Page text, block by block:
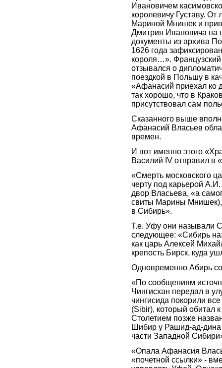
Ивановичем
королевичу Густаву.
Мариной Мнишек и
Дмитрия Ивановича на
документы из архива
1626 года
короля…».
отзывался о
поездкой в Польшу в
«Афанасий приехал ко
так хорошо, что в
присутствовал сам
Сказанного выше
Афанасий Власьев
времен.
И вот именно этого
Василий IV отправил в
«Смерть московского
черту под карьерой
двор Власьева, «а
свиты Марины Мнишек),
в Сибирь».
Т.е. Уфу они называли
следующее: «Сибирь
как царь Алексей
крепость Бирск, куда
Одновременно Абирь
«По сообщениям
Чингисхан передал в
чингисида покорили
(Sibir), который обитал
Столетием позже
Шибир у Рашид-ад-дина
части Западной
«Опала Афанасия
«почетной ссылки» -